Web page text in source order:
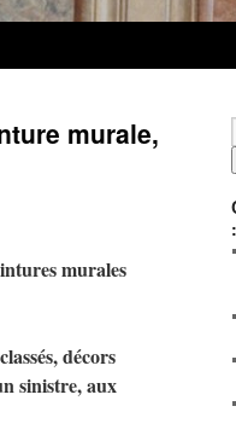
murale,
murales
décors
sinistre, aux
: